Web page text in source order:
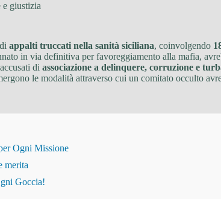
giustizia
appalti truccati nella sanità siciliana, coinvolgendo
in via definitiva per favoreggiamento alla mafia,
di associazione a delinquere, corruzione e
le modalità attraverso cui un comitato occulto
Ogni Missione
merita
Goccia!